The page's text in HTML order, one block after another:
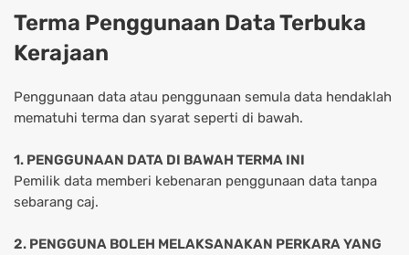
Terma Penggunaan Data Terbuka
Kerajaan
Penggunaan data atau penggunaan semula data hendaklah
mematuhi terma dan syarat seperti di bawah.
1. PENGGUNAAN DATA DI BAWAH TERMA INI
Pemilik data memberi kebenaran penggunaan data tanpa
sebarang caj.
2. PENGGUNA BOLEH MELAKSANAKAN PERKARA YANG